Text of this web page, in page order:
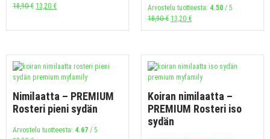
18,90€ 13,20 € Arvostelu tuotteesta: 4.50 / 5
18,90€ 13,20 €
Nimilaatta – PREMIUM
Rosteri pieni sydän
Arvostelu tuotteesta: 4.67 / 5
Koiran nimilaatta –
PREMIUM Rosteri iso
sydän